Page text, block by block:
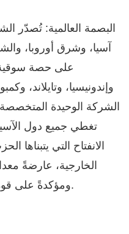
آسيا، وشرق أوروبا،
على حصة سوقية
وإندونيسيا، وتايلاند،
الشركة الوحيدة
تغطي جميع دول
الانفتاح التي يتبناها
الخارجية، عارضةً
ومؤكدةً على قوة الشركات الصينية ومسؤوليتها.